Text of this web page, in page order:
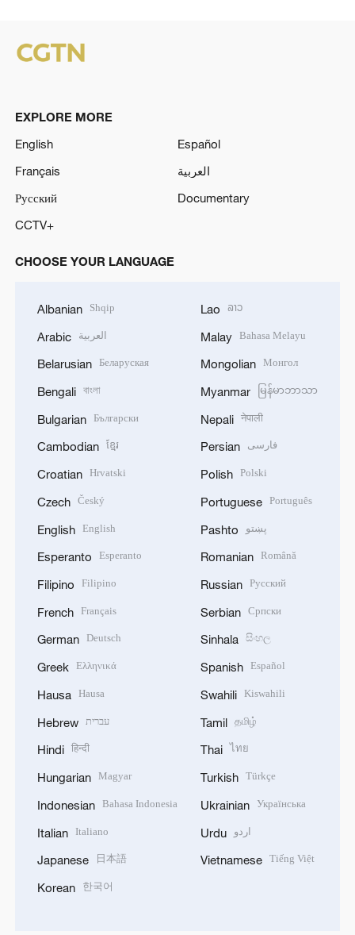
EXPLORE MORE
English
Español
Français
العربية
Русский
Documentary
CCTV+
CHOOSE YOUR LANGUAGE
Albanian Shqip
Arabic العربية
Belarusian Беларуская
Bengali বাংলা
Bulgarian Български
Cambodian ខ្មែរ
Croatian Hrvatski
Czech Český
English English
Esperanto Esperanto
Filipino Filipino
French Français
German Deutsch
Greek Ελληνικά
Hausa Hausa
Hebrew עברית
Hindi हिन्दी
Hungarian Magyar
Indonesian Bahasa Indonesia
Italian Italiano
Japanese 日本語
Korean 한국어
Lao ລາວ
Malay Bahasa Melayu
Mongolian Монгол
Myanmar မြန်မာဘာသာ
Nepali नेपाली
Persian فارسی
Polish Polski
Portuguese Português
Pashto پښتو
Romanian Română
Russian Русский
Serbian Српски
Sinhala සිංහල
Spanish Español
Swahili Kiswahili
Tamil தமிழ்
Thai ไทย
Turkish Türkçe
Ukrainian Українська
Urdu اردو
Vietnamese Tiếng Việt